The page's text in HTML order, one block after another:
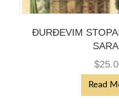
ĐURĐEVIM
$
Read